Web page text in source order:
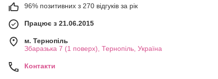
96% позитивних з 270 відгуків за рік
Працює з 21.06.2015
м. Тернопіль
Збаразька 7 (1 поверх), Тернопіль, Україна
Контакти